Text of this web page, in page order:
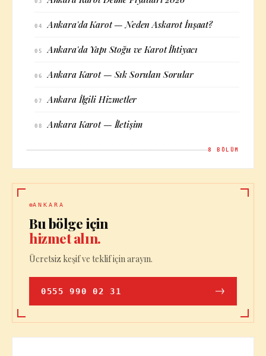
03
04 Ankara'da Karot — Neden Askarot İnşaat?
05 Ankara'da Yapı Stoğu ve Karot İhtiyacı
06 Ankara Karot — Sık Sorulan Sorular
07 Ankara İlgili Hizmetler
08 Ankara Karot — İletişim
8 BÖLÜM
ANKARA
Bu bölge için
hizmet alın.
Ücretsiz keşif ve teklif için arayın.
0555 990 02 31